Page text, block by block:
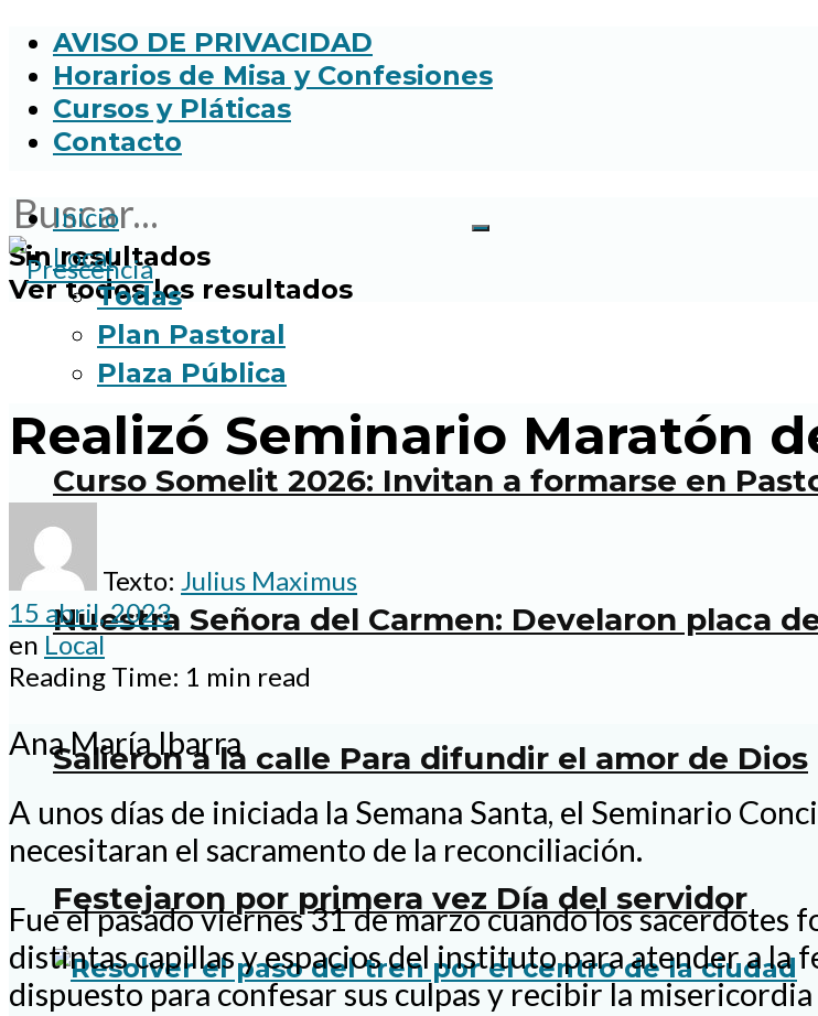
AVISO DE PRIVACIDAD
Horarios de Misa y Confesiones
Cursos y Pláticas
Contacto
Sin resultados
Ver todos los resultados
Inicio
Local
Todas
Plan Pastoral
Plaza Pública
Curso Somelit 2026: Invitan a formarse en
Nuestra Señora del Carmen: Develaron placa
Salieron a la calle Para difundir el amor de Dios
Festejaron por primera vez Día del servidor
Realizó Seminario Maratón
Texto: Julius Maximus
15 abril, 2023
en Local
Reading Time: 1 min read
Ana María Ibarra
A unos días de iniciada la Semana Santa, el Seminario
necesitaran el sacramento de la reconciliación.
Fue el pasado viernes 31 de marzo cuando los
distintas capillas y espacios del instituto para atender a la
dispuesto para confesar sus culpas y recibir la